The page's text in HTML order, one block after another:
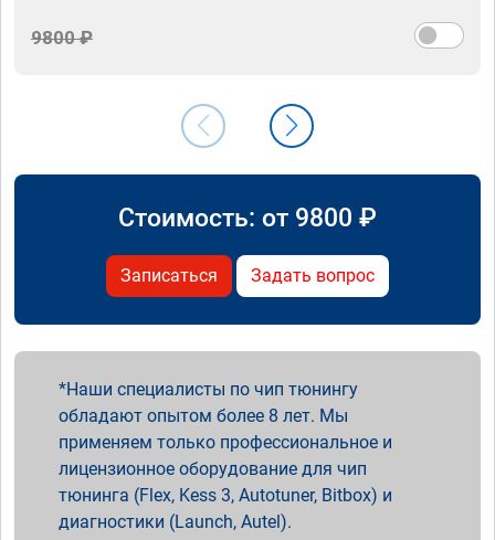
9800 ₽
Стоимость: от 9800 ₽
Записаться Задать вопрос
Наши специалисты по чип тюнингу
обладают опытом более 8 лет. Мы
применяем только профессиональное и
лицензионное оборудование для чип
тюнинга (Flex, Kess 3, Autotuner, Bitbox) и
диагностики (Launch, Autel).